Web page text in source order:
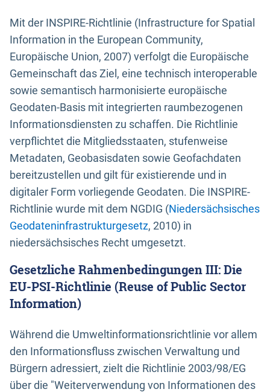
Mit der INSPIRE-Richtlinie (Infrastructure for Spatial
Information in the European Community,
Europäische Union, 2007) verfolgt die Europäische
Gemeinschaft das Ziel, eine technisch interoperable
sowie semantisch harmonisierte europäische
Geodaten-Basis mit integrierten raumbezogenen
Informationsdiensten zu schaffen. Die Richtlinie
verpflichtet die Mitgliedsstaaten, stufenweise
Metadaten, Geobasisdaten sowie Geofachdaten
bereitzustellen und gilt für existierende und in
digitaler Form vorliegende Geodaten. Die INSPIRE-
Richtlinie wurde mit dem NGDIG (Niedersächsisches
Geodateninfrastrukturgesetz, 2010) in
niedersächsisches Recht umgesetzt.
Gesetzliche Rahmenbedingungen III: Die
EU-PSI-Richtlinie (Reuse of Public Sector
Information)
Während die Umweltinformationsrichtlinie vor allem
den Informationsfluss zwischen Verwaltung und
Bürgern adressiert, zielt die Richtlinie 2003/98/EG
über die "Weiterverwendung von Informationen des